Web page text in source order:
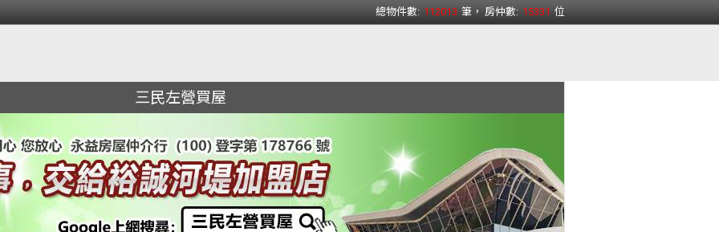
總物件數: 112013 筆， 房仲數: 15331 位
三民左營買屋